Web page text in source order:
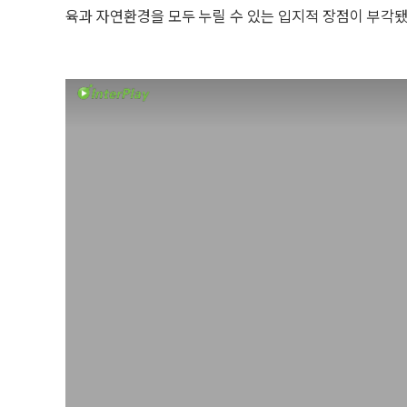
육과 자연환경을 모두 누릴 수 있는 입지적 장점이 부각